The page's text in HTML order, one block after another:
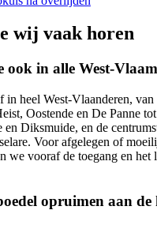
wij vaak horen
in alle West-
in heel West-Vlaanderen, van
Oostende en De Panne
en Diksmuide, en de
Voor afgelegen of
we vooraf de toegang en het
opruimen aan de